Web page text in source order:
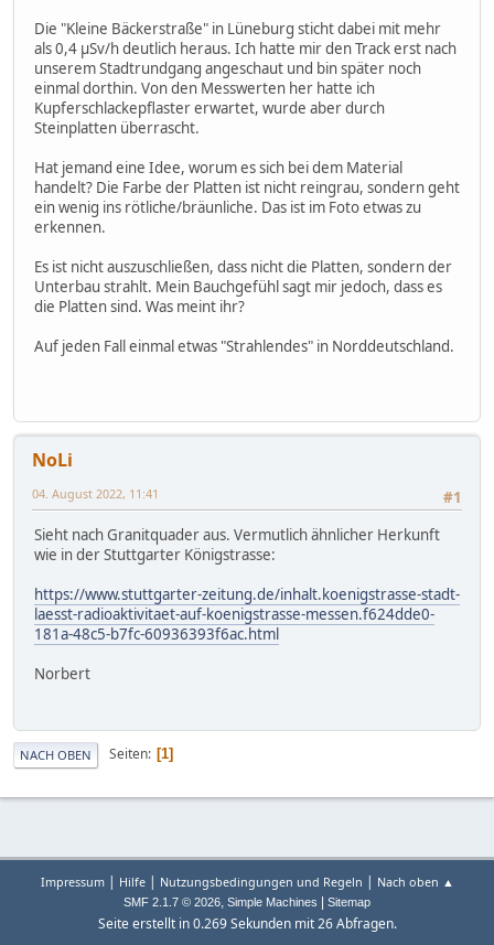
Die "Kleine Bäckerstraße" in Lüneburg sticht dabei mit mehr
als 0,4 µSv/h deutlich heraus. Ich hatte mir den Track erst nach
unserem Stadtrundgang angeschaut und bin später noch
einmal dorthin. Von den Messwerten her hatte ich
Kupferschlackepflaster erwartet, wurde aber durch
Steinplatten überrascht.
Hat jemand eine Idee, worum es sich bei dem Material
handelt? Die Farbe der Platten ist nicht reingrau, sondern geht
ein wenig ins rötliche/bräunliche. Das ist im Foto etwas zu
erkennen.
Es ist nicht auszuschließen, dass nicht die Platten, sondern der
Unterbau strahlt. Mein Bauchgefühl sagt mir jedoch, dass es
die Platten sind. Was meint ihr?
Auf jeden Fall einmal etwas "Strahlendes" in Norddeutschland.
NoLi
#1
04. August 2022, 11:41
Sieht nach Granitquader aus. Vermutlich ähnlicher Herkunft
wie in der Stuttgarter Königstrasse:
https://www.stuttgarter-zeitung.de/inhalt.koenigstrasse-stadt-
laesst-radioaktivitaet-auf-koenigstrasse-messen.f624dde0-
181a-48c5-b7fc-60936393f6ac.html
Norbert
NACH OBEN Seiten 1
Impressum| Hilfe| Nutzungsbedingungen und Regeln | Nach oben ▲
SMF 2.1.7 © 2026, Simple Machines Sitemap
Seite erstellt in 0.269 Sekunden mit 26 Abfragen.